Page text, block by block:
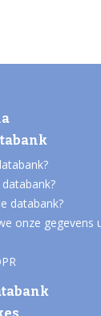
databank?
onze gegevens